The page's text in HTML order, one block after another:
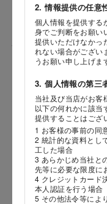
2. 情報提供の任意
個人情報を提供する
身でご判断をお願い
提供いただけなかっ
れない場合がござい
うお願い申し上げま
3. 個人情報の第三
当社及び当店がお客
以下の何れかに該当
提供することはござ
1 お客様の事前の同
2 統計的な資料とし
工した場合
3 あらかじめ当社と
先等に必要な限度に
4 クレジットカード
本人認証を行う場合
5 その他法令等によ
生年月日
年